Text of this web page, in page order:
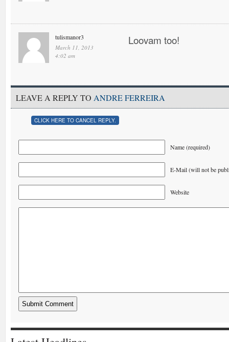
tulismanor3
March 11, 2013
4:02 am
Loovam too!
LEAVE A REPLY TO ANDRE FERREIRA
CLICK HERE TO CANCEL REPLY.
Name (required)
E-Mail (will not be
Website